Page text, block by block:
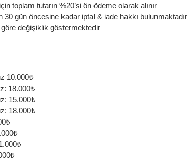
toplam tutarın %20’si ön ödeme olarak alınır
30 gün öncesine kadar iptal & iade hakkı bulunmaktadır
değişiklik göstermektedir
10.000₺
18.000₺
15.000₺
18.000₺